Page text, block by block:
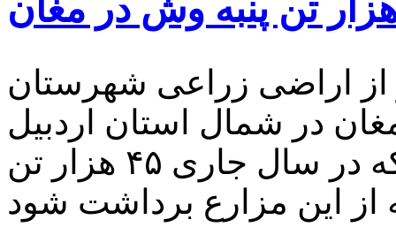
هزار هکتار از اراضی زراعی شهرستان
در شمال استان اردبیل
کشت شده و پیش‌بینی می‌شود که در سال جاری ۴۵ هزار تن